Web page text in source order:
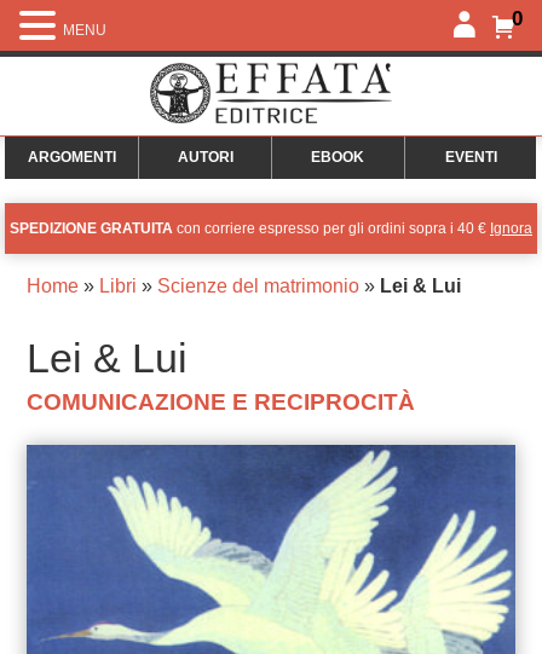
0
ARGOMENTI AUTORI EBOOK EVENTI
SPEDIZIONE GRATUITA con corriere espresso per gli ordini sopra i 40 € Ignora
Home» Libri » Scienze del matrimonio» Lei & Lui
Lei & Lui
COMUNICAZIONE E RECIPROCITÀ
MENU